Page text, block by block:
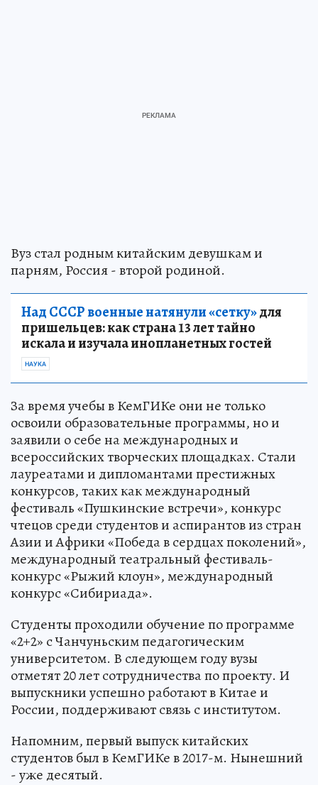
Вуз стал родным китайским девушкам и
парням, Россия - второй родиной.
Над СССР военные натянули «сетку»для
пришельцев: как страна 13 лет тайно
искала и изучала инопланетных гостей
НАУКА
За время учебы в КемГИКе они не только
освоили образовательные программы, но и
заявили о себе на международных и
всероссийских творческих площадках. Стали
лауреатами и дипломантами престижных
конкурсов, таких как международный
фестиваль «Пушкинские встречи», конкурс
чтецов среди студентов и аспирантов из стран
Азии и Африки «Победа в сердцах поколений»,
международный театральный фестиваль-
конкурс «Рыжий клоун», международный
конкурс «Сибириада».
Студенты проходили обучение по программе
«2+2» с Чанчуньским педагогическим
университетом. В следующем году вузы
отметят 20 лет сотрудничества по проекту. И
выпускники успешно работают в Китае и
России, поддерживают связь с институтом.
Напомним, первый выпуск китайских
студентов был в КемГИКе в 2017-м. Нынешний
- уже десятый.